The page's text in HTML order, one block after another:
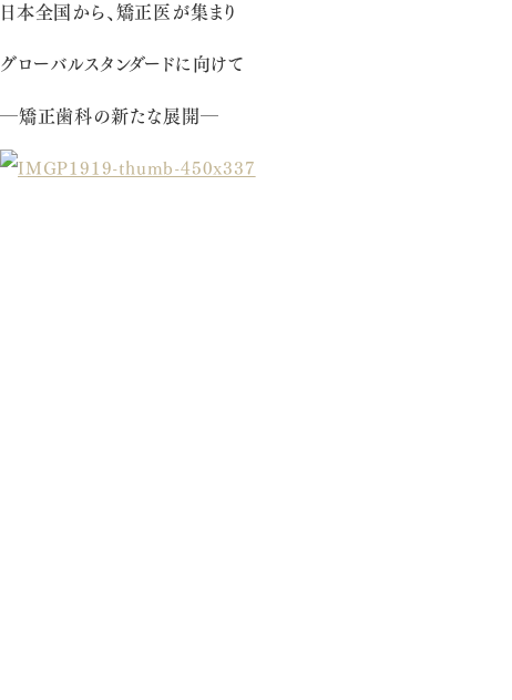
日本全国から、矯正医が集まり
グローバルスタンダードに向けて
―矯正歯科の新たな展開―